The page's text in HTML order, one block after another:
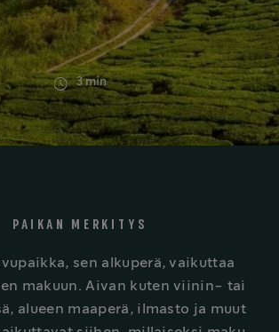
3 min
PAIKAN MERKITYS
sen alkuperä, vaikuttaa
makuun. Aivan kuten viinin- tai
alueen maaperä, ilmasto ja muut